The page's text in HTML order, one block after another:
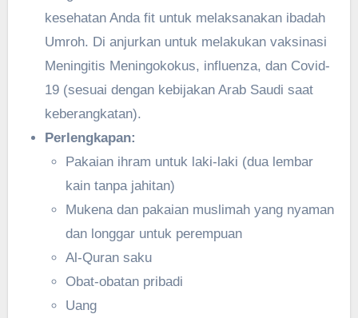
kesehatan Anda fit untuk melaksanakan ibadah
Umroh. Di anjurkan untuk melakukan vaksinasi
Meningitis Meningokokus, influenza, dan Covid-
19 (sesuai dengan kebijakan Arab Saudi saat
keberangkatan).
Perlengkapan:
Pakaian ihram untuk laki-laki (dua lembar
kain tanpa jahitan)
Mukena dan pakaian muslimah yang nyaman
dan longgar untuk perempuan
Al-Quran saku
Obat-obatan pribadi
Uang